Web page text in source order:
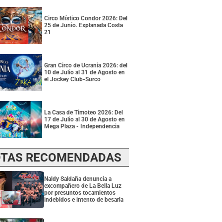
Circo Místico Condor 2026: Del
25 de Junio. Explanada Costa
21
Gran Circo de Ucrania 2026: del
10 de Julio al 31 de Agosto en
el Jockey Club-Surco
La Casa de Timoteo 2026: Del
17 de Julio al 30 de Agosto en
Mega Plaza - Independencia
RECOMENDADAS
Naldy Saldaña denuncia a
excompañero de La Bella Luz
por presuntos tocamientos
indebidos e intento de besarla